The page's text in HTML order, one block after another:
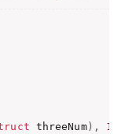
threeNum) , 1